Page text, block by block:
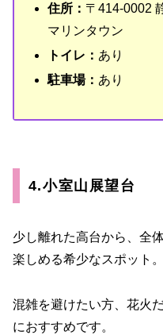
住所： 〒414-0002
マリンタウン
トイレ： あり
駐車場： あり
4.小室山展望台
少し離れた高台から、全
楽しめる希少なスポット。
混雑を避けたい方、花火
におすすめです。